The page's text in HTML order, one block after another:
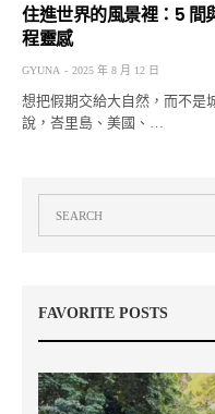
住進世界的風景裡：5
程靈感
GYUNA 2025 年 8 月 12 日
想把假期交給大自然，而不是
說，峇里島、美國、…
FAVORITE POSTS